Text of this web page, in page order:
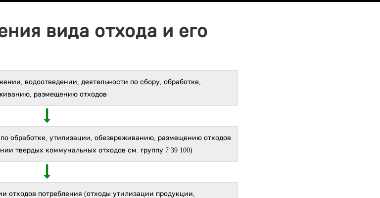
вида отхода и его
водоотведении, деятельности по сбору, обработке,
размещению отходов
обработке, утилизации, обезвреживанию, размещению отходов
твердых коммунальных отходов см. группу 7 39 100)
отходов потребления (отходы утилизации продукции,